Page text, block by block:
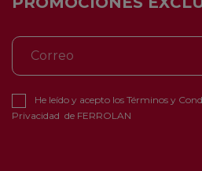
He leído y acepto los Términos y
Privacidad de FERROLAN